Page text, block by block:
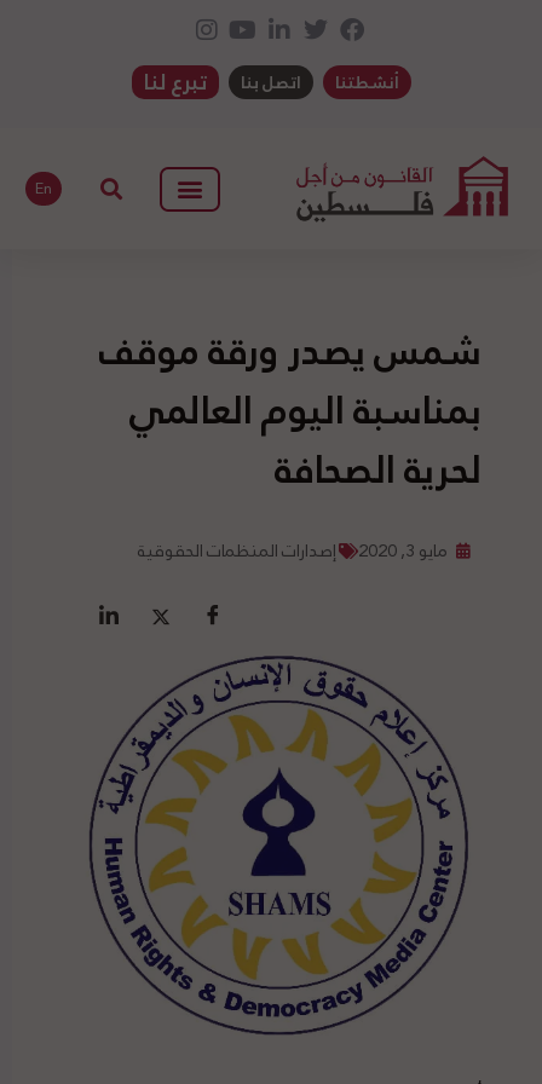
أنشطتنا اتصل بنا تبرع لنا
En
شمس يصدر ورقة موقف
بمناسبة اليوم العالمي
لحرية الصحافة
مايو 3, 2020 إصدارات المنظمات الحقوقية